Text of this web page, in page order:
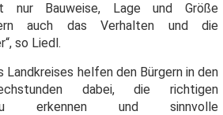
Bauweise, Lage und Größe
auch das Verhalten und die
so Liedl.
Landkreises helfen den Bürgern in den
dabei, die richtigen
erkennen und sinnvolle